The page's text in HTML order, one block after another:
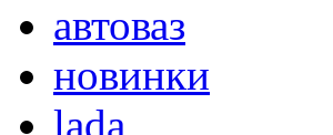
автоваз
новинки
lada